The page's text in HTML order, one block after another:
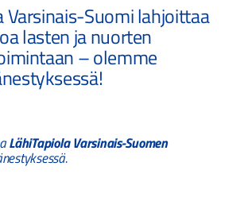
Varsinais-Suomi lahjoittaa
lasten ja nuorten
– olemme
LähiTapiola Varsinais-Suomen